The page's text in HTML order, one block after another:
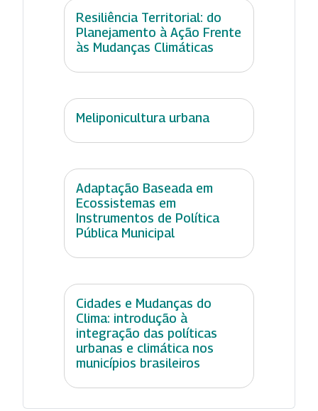
Resiliência Territorial: do
Planejamento à Ação Frente
às Mudanças Climáticas
Meliponicultura urbana
Adaptação Baseada em
Ecossistemas em
Instrumentos de Política
Pública Municipal
Cidades e Mudanças do
Clima: introdução à
integração das políticas
urbanas e climática nos
municípios brasileiros